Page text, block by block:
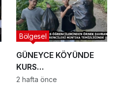
GÜNEYCE KÖYÜNDE
KURS
ÖĞRENCİLERİNDEN
Bölgesel
2 hafta önce